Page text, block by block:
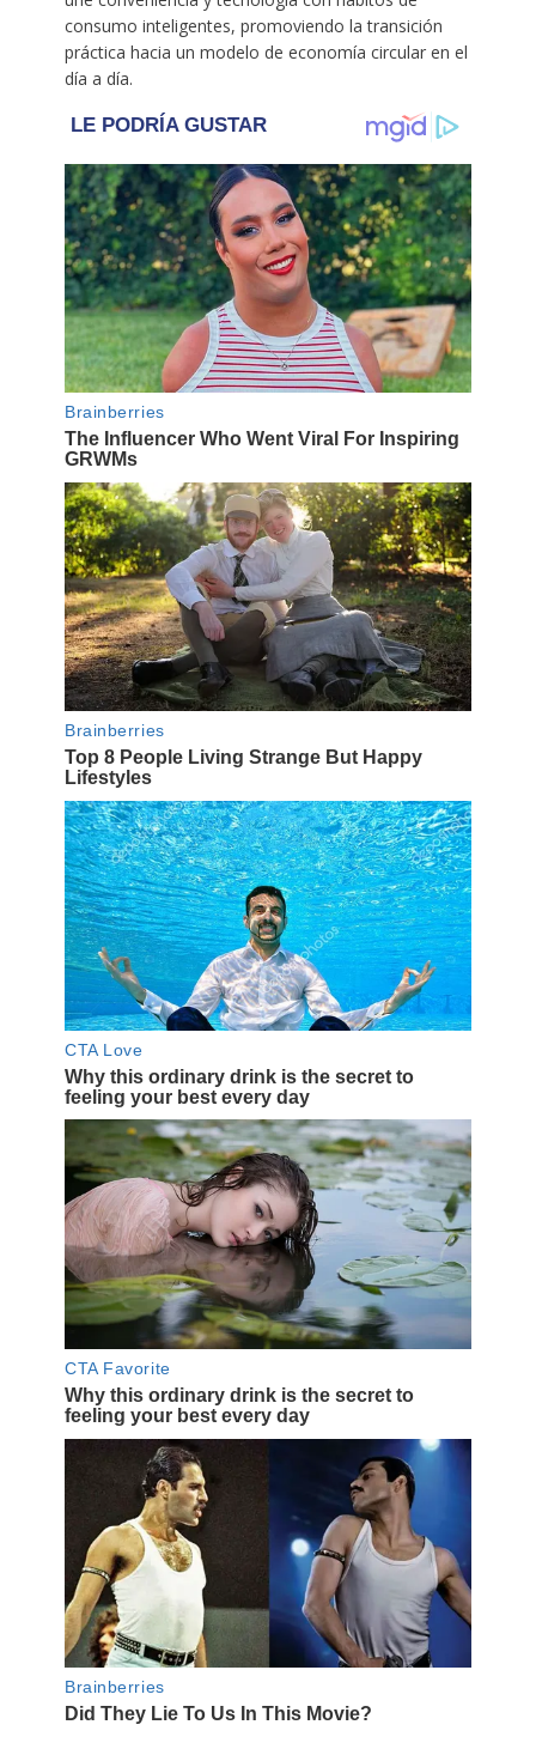
consumo inteligentes, promoviendo la transición
práctica hacia un modelo de economía circular en el
día a día.